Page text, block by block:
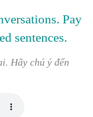
Pay
sentences.
Hãy chú ý đến